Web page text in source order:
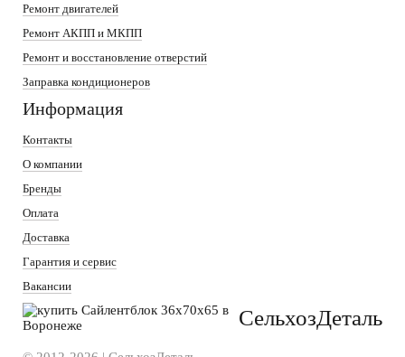
СельхозДеталь
Ремонт двигателей
Ремонт АКПП и МКПП
Ремонт и восстановление отверстий
Заправка кондиционеров
Информация
Контакты
О компании
Бренды
Оплата
Доставка
Гарантия и сервис
Вакансии